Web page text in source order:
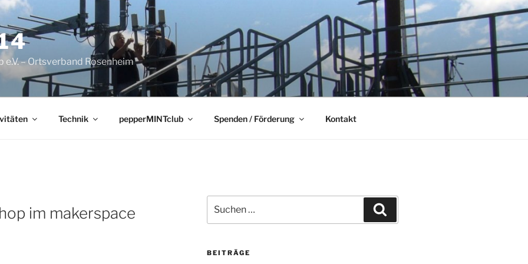
– Ortsverband Rosenheim
Technik pepperMINTclub Spenden / Förderung Kontakt
im makerspace
nach:
BEITRÄGE